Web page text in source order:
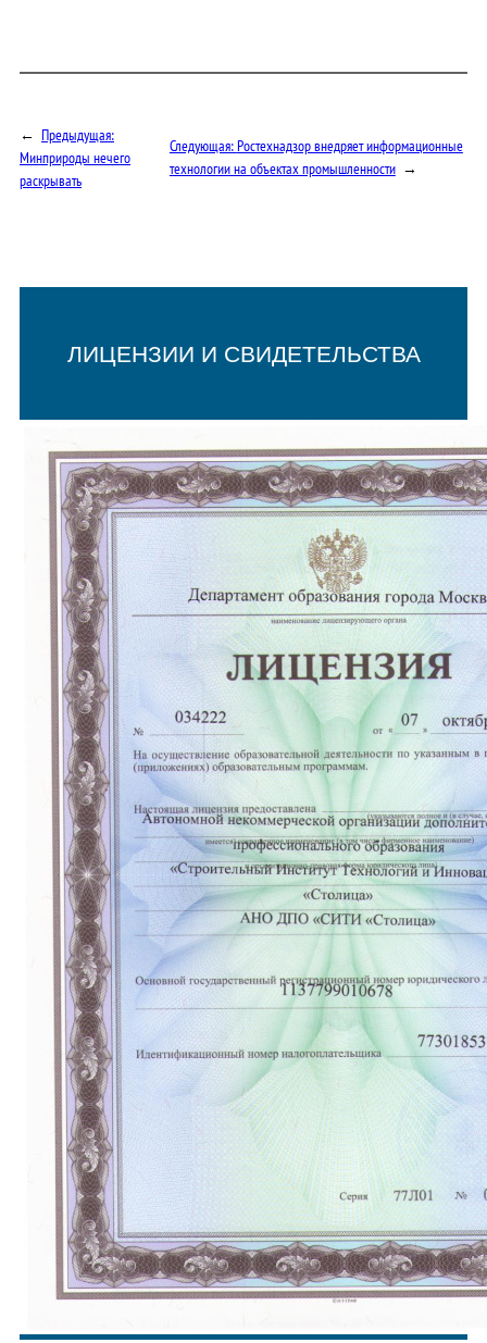
← Предыдущая:
Минприроды нечего
раскрывать
Следующая:Ростехнадзор внедряет информационные
технологии на объектах промышленности →
ЛИЦЕНЗИИ И СВИДЕТЕЛЬСТВА